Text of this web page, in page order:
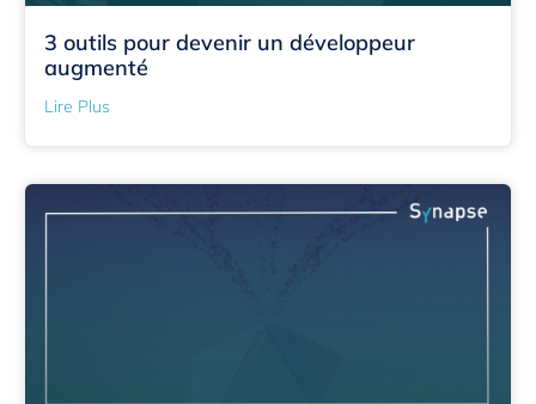
3 outils pour devenir un développeur
augmenté
Lire Plus